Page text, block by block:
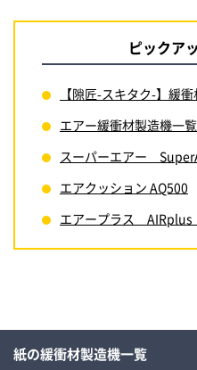
ピックア
【隙匠-スキタク-】緩
エアー緩衝材製造機一覧
スーパーエアー
エアクッション AQ500
エアープラス AIRplus
紙の緩衝材製造機一覧